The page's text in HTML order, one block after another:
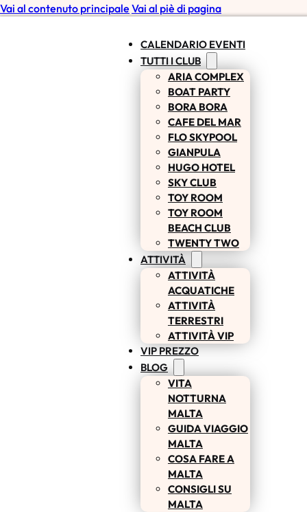
Vai al contenuto principale Vai al piè di pagina
CALENDARIO EVENTI
TUTTI I CLUB
ARIA COMPLEX
BOAT PARTY
BORA BORA
CAFE DEL MAR
FLO SKYPOOL
GIANPULA
HUGO HOTEL
SKY CLUB
TOY ROOM
TOY ROOM
BEACH CLUB
TWENTY TWO
ATTIVITÀ
ATTIVITÀ
ACQUATICHE
ATTIVITÀ
TERRESTRI
ATTIVITÀ VIP
VIP PREZZO
BLOG
VITA
NOTTURNA
MALTA
GUIDA VIAGGIO
MALTA
COSA FARE A
MALTA
CONSIGLI SU
MALTA